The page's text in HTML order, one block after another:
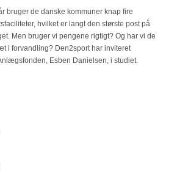
bruger de danske kommuner knap fire
hvilket er langt den største post på
Men bruger vi pengene rigtigt? Og har vi de
i forvandling? Den2sport har inviteret
Esben Danielsen, i studiet.